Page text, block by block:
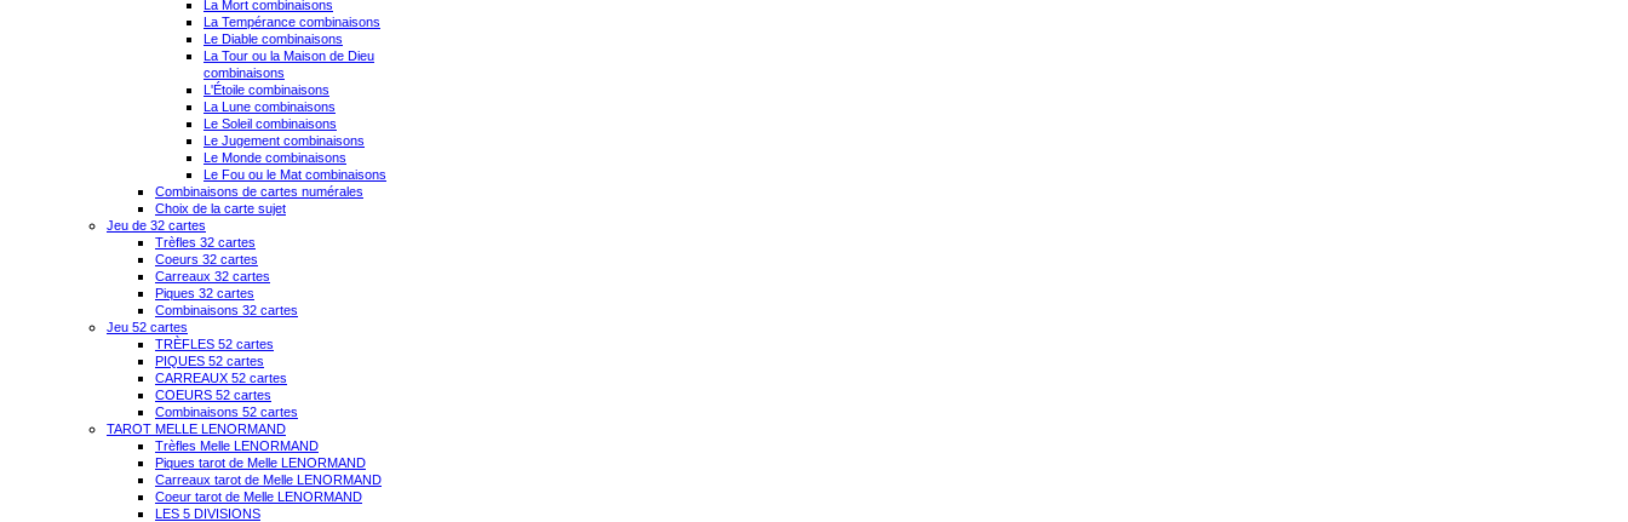
La Mort combinaisons
La Tempérance combinaisons
Le Diable combinaisons
La Tour ou la Maison de Dieu
combinaisons
L'Étoile combinaisons
La Lune combinaisons
Le Soleil combinaisons
Le Jugement combinaisons
Le Monde combinaisons
Le Fou ou le Mat combinaisons
Combinaisons de cartes numérales
Choix de la carte sujet
Jeu de 32 cartes
Trèfles 32 cartes
Coeurs 32 cartes
Carreaux 32 cartes
Piques 32 cartes
Combinaisons 32 cartes
Jeu 52 cartes
TRÈFLES 52 cartes
PIQUES 52 cartes
CARREAUX 52 cartes
COEURS 52 cartes
Combinaisons 52 cartes
TAROT MELLE LENORMAND
Trèfles Melle LENORMAND
Piques tarot de Melle LENORMAND
Carreaux tarot de Melle LENORMAND
Coeur tarot de Melle LENORMAND
LES 5 DIVISIONS